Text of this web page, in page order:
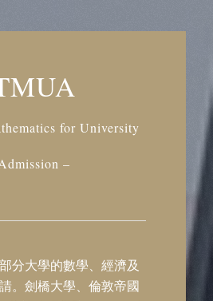
for University
–
分大學的數學、經濟及
。劍橋大學、倫敦帝國